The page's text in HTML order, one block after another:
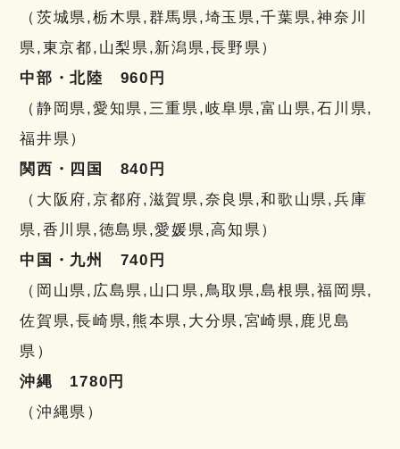
（茨城県,栃木県,群馬県,埼玉県,千葉県,神奈川
県,東京都,山梨県,新潟県,長野県）
中部・北陸 960円
（静岡県,愛知県,三重県,岐阜県,富山県,石川県,
福井県）
関西・四国 840円
（大阪府,京都府,滋賀県,奈良県,和歌山県,兵庫
県,香川県,徳島県,愛媛県,高知県）
中国・九州 740円
（岡山県,広島県,山口県,鳥取県,島根県,福岡県,
佐賀県,長崎県,熊本県,大分県,宮崎県,鹿児島
県）
沖縄 1780円
（沖縄県）